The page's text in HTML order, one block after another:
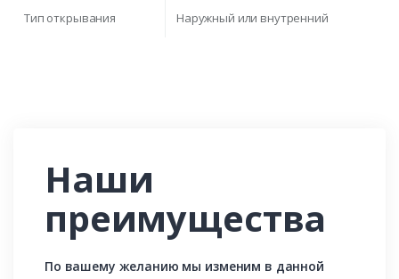
Тип открывания Наружный или внутренний
Наши
преимущества
По вашему желанию мы изменим в данной